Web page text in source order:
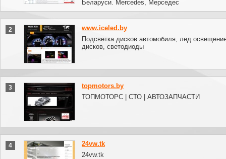
Беларуси. Mercedes, Мерседес
2
www.iceled.by
Подсветка дисков автомобиля, лед
дисков, светодиоды
3
topmotors.by
ТОПМОТОРС | СТО | АВТОЗАПЧАСТИ
4
24vw.tk
24vw.tk